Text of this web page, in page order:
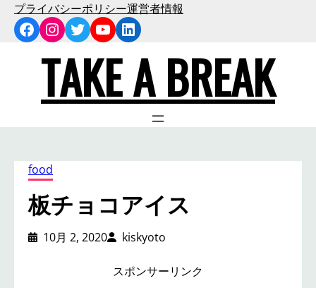
プライバシーポリシー運営者情報
Facebook
Instagram
Twitter
YouTube
LinkedIn
TAKE A BREAK
food
板チョコアイス
10月 2, 2020 kiskyoto
スポンサーリンク